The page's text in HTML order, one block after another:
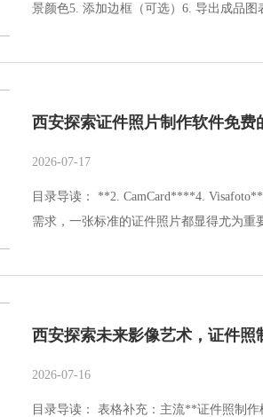
景颜色5. 添加边框（可选）6. 导出成品图
西安探索证件照片制作软件免
2026-07-17
目录导读： **2. CamCard****4.
需求，一张标准的证件照片都显得尤为重
西安探索未来影像艺术，证件
2026-07-16
目录导读： 表格补充：主流**证件照制